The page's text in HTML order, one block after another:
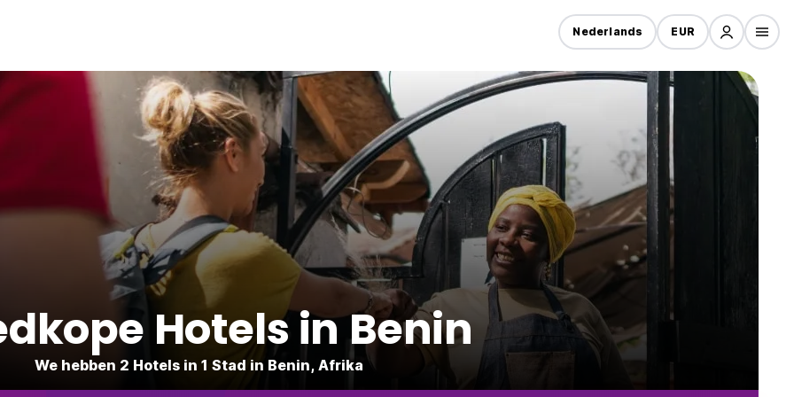
Nederlands EUR
Hotels in Benin
We hebben 2 Hotels in 1 Stad in Benin, Afrika